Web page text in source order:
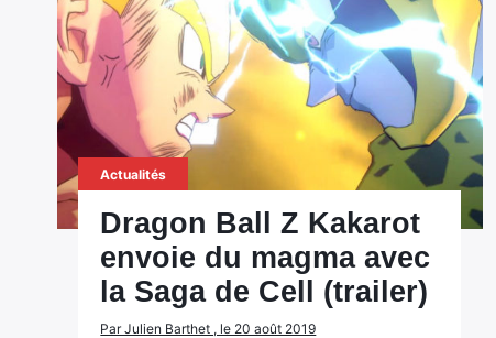
Actualités
Dragon Ball Z Kakarot
envoie du magma avec
la Saga de Cell (trailer)
Par Julien Barthet , le 20 août 2019